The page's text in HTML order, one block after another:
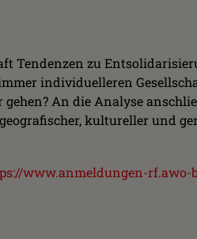
Tendenzen zu
individuelleren
An die Analyse
kultureller und
www.anmeldungen-rf.awo-